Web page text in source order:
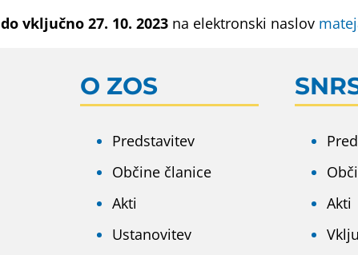
do vključno 27. 10. 2023 na elektronski naslov
O ZOS
Predstavitev
Občine članice
Akti
Ustanovitev
Akti